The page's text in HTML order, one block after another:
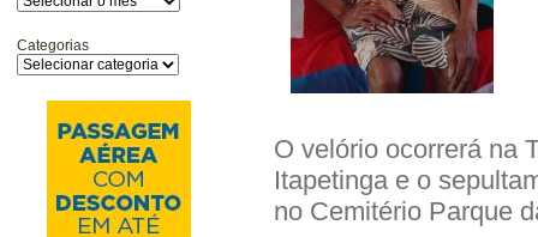
Categorias
O velório ocorrerá na
Itapetinga e o
no Cemitério Parque